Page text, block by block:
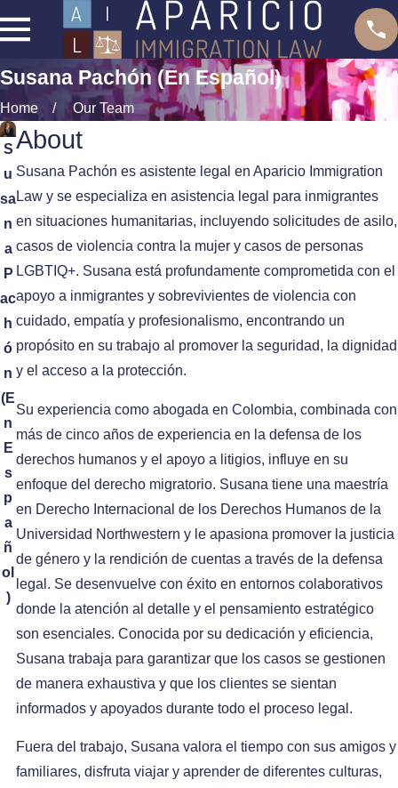
Susana Pachón (En Español)
Home Our Team
S
u
sa
n
a
P
ac
h
ó
n
(E
n
E
s
p
a
ñ
ol
)
About
Susana Pachón es asistente legal en Aparicio Immigration
Law y se especializa en asistencia legal para inmigrantes
en situaciones humanitarias, incluyendo solicitudes de asilo,
casos de violencia contra la mujer y casos de personas
LGBTIQ+. Susana está profundamente comprometida con el
apoyo a inmigrantes y sobrevivientes de violencia con
cuidado, empatía y profesionalismo, encontrando un
propósito en su trabajo al promover la seguridad, la dignidad
y el acceso a la protección.
Su experiencia como abogada en Colombia, combinada con
más de cinco años de experiencia en la defensa de los
derechos humanos y el apoyo a litigios, influye en su
enfoque del derecho migratorio. Susana tiene una maestría
en Derecho Internacional de los Derechos Humanos de la
Universidad Northwestern y le apasiona promover la justicia
de género y la rendición de cuentas a través de la defensa
legal. Se desenvuelve con éxito en entornos colaborativos
donde la atención al detalle y el pensamiento estratégico
son esenciales. Conocida por su dedicación y eficiencia,
Susana trabaja para garantizar que los casos se gestionen
de manera exhaustiva y que los clientes se sientan
informados y apoyados durante todo el proceso legal.
Fuera del trabajo, Susana valora el tiempo con sus amigos y
familiares, disfruta viajar y aprender de diferentes culturas,